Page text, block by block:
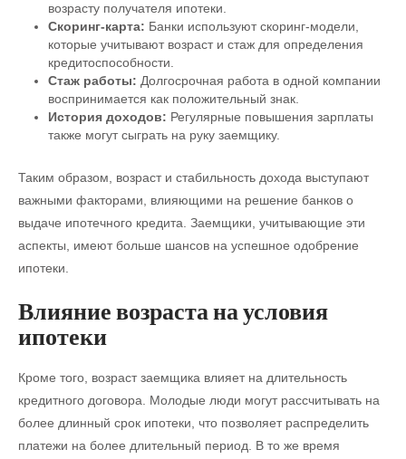
возрасту получателя ипотеки.
Скоринг-карта: Банки используют скоринг-модели,
которые учитывают возраст и стаж для определения
кредитоспособности.
Стаж работы: Долгосрочная работа в одной компании
воспринимается как положительный знак.
История доходов: Регулярные повышения зарплаты
также могут сыграть на руку заемщику.
Таким образом, возраст и стабильность дохода выступают
важными факторами, влияющими на решение банков о
выдаче ипотечного кредита. Заемщики, учитывающие эти
аспекты, имеют больше шансов на успешное одобрение
ипотеки.
Влияние возраста на условия
ипотеки
Кроме того, возраст заемщика влияет на длительность
кредитного договора. Молодые люди могут рассчитывать на
более длинный срок ипотеки, что позволяет распределить
платежи на более длительный период. В то же время